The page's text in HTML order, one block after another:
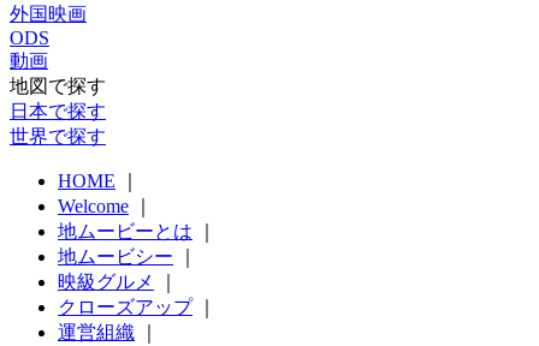
外国映画
ODS
動画
地図で探す
日本で探す
世界で探す
HOME
Welcome
地ムービーとは
地ムービシー
映級グルメ
クローズアップ｜
運営組織